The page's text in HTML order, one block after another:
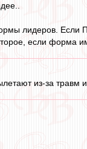
лидеров.
если форма им
из-за травм